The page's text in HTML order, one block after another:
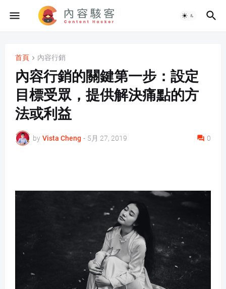
首頁 內容行銷
內容行銷的關鍵第一步：設定
目標受眾，提供解決痛點的方
法或利益
by Vista Cheng - 5月 27, 2019 0